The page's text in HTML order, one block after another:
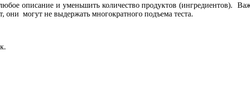
описание и уменьшить количество продуктов (ингредиентов).
могут не выдержать многократного подъема теста.